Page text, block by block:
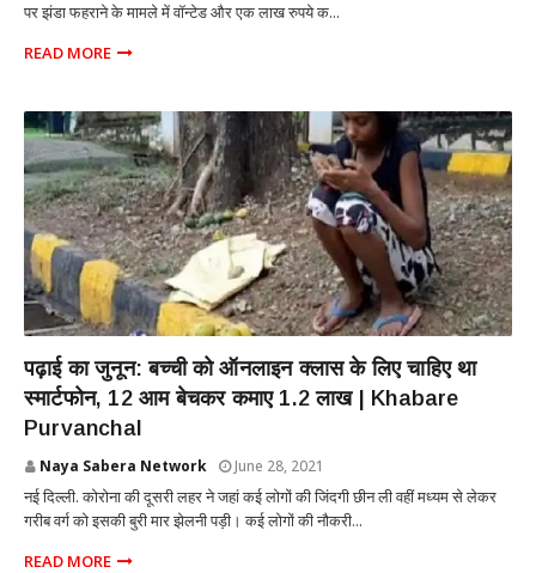
पर झंडा फहराने के मामले में वॉन्टेड और एक लाख रुपये क...
READ MORE
पढ़ाई का जुनून: बच्ची को ऑनलाइन क्लास के लिए चाहिए था
स्मार्टफोन, 12 आम बेचकर कमाए 1.2 लाख | Khabare
Purvanchal
Naya Sabera Network June 28, 2021
नई दिल्ली. कोरोना की दूसरी लहर ने जहां कई लोगों की जिंदगी छीन ली वहीं मध्यम से लेकर
गरीब वर्ग को इसकी बुरी मार झेलनी पड़ी। कई लोगों की नौकरी...
READ MORE